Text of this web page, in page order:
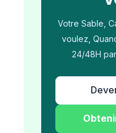
Votre Sable,
voulez,
24/48H